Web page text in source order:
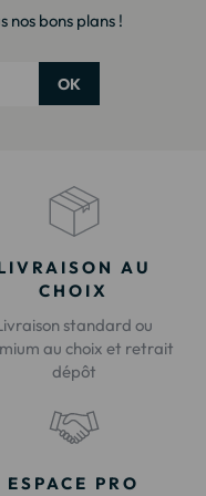
nos bons plans !
OK
AU
CHOIX
standard ou
au choix et retrait
dépôt
ESPACE PRO